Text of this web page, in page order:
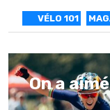
VÉLO 101
On a